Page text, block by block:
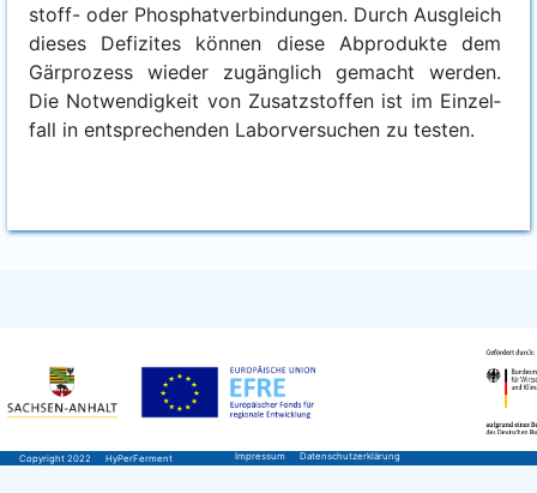
stoff- oder Phos­phat­ver­bin­dun­gen. Durch Aus­gleich
die­ses Defi­zi­tes kön­nen die­se Abpro­duk­te dem
Gär­pro­zess wie­der zugäng­lich gemacht wer­den.
Die Not­wen­dig­keit von Zusatz­stof­fen ist im Ein­zel­
fall in ent­spre­chen­den Labor­ver­su­chen zu testen.
Copyright 2022 HyPerFerment Impressum Datenschutzerklärung